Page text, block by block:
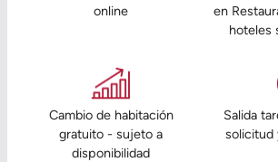
online
en
hoteles
Cambio de habitación
gratuito - sujeto a
disponibilidad
Salida
solicitud